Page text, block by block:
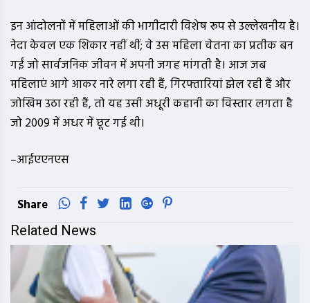
इन आंदोलनों में महिलाओं की भागीदारी विशेष रूप से उल्लेखनीय है।
नेदा केवल एक शिकार नहीं थीं; वे उस महिला चेतना का प्रतीक बन
गईं जो सार्वजनिक जीवन में अपनी जगह मांगती है। आज जब
महिलाएं आगे आकर नारे लगा रही हैं, गिरफ्तारियां झेल रही हैं और
जोखिम उठा रही हैं, तो यह उसी अधूरी कहानी का विस्तार लगता है
जो 2009 में अधर में छूट गई थी।
–आईएएनएस
Share
Related News